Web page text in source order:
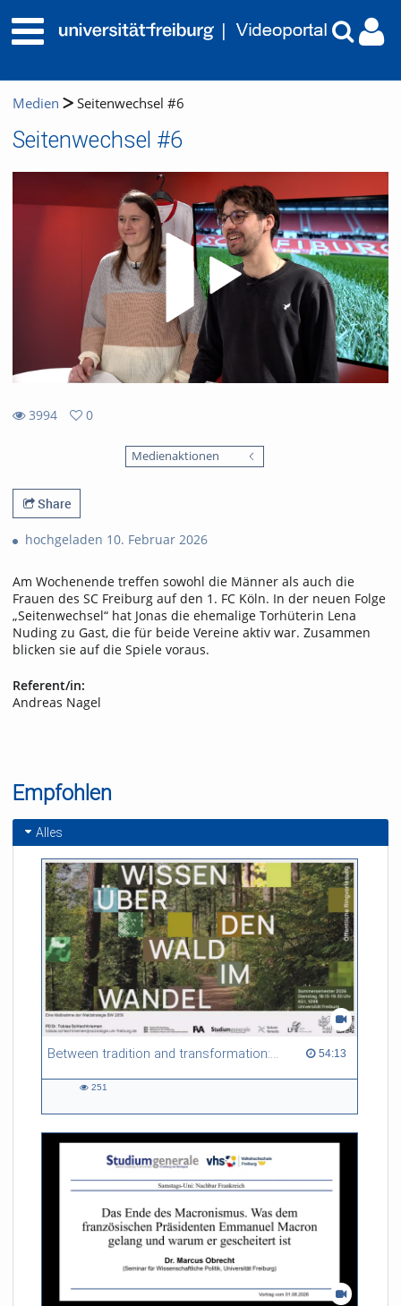
Medien Seitenwechsel #6
Seitenwechsel #6
3994
0
Medienaktionen
Share
hochgeladen 10. Februar 2026
Am Wochenende treffen sowohl die Männer als auch die
Frauen des SC Freiburg auf den 1. FC Köln. In der neuen Folge
„Seitenwechsel“ hat Jonas die ehemalige Torhüterin Lena
Nuding zu Gast, die für beide Vereine aktiv war. Zusammen
blicken sie auf die Spiele voraus.
Referent/in:
Andreas Nagel
Empfohlen
Alles
Between tradition and transformation: how owners, advisers and institutions co-create knowledge for resilient forests in Europe 54:13
54:13 duration
251